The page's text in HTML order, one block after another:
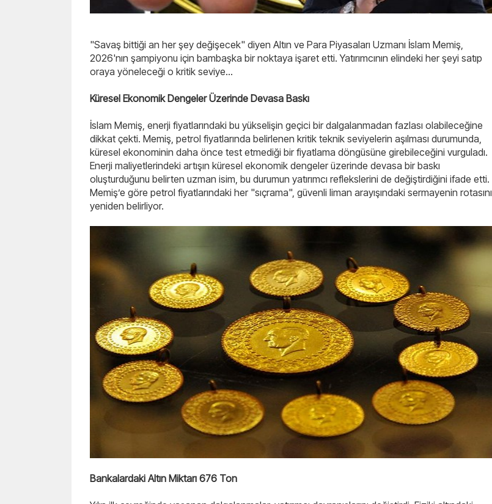
"Savaş bittiği an her şey değişecek" diyen Altın ve Para Piyasaları Uzmanı İslam Memiş,
2026'nın şampiyonu için bambaşka bir noktaya işaret etti. Yatırımcının elindeki her şeyi satıp
oraya yöneleceği o kritik seviye...
Küresel Ekonomik Dengeler Üzerinde Devasa Baskı
İslam Memiş, enerji fiyatlarındaki bu yükselişin geçici bir dalgalanmadan fazlası olabileceğine
dikkat çekti. Memiş, petrol fiyatlarında belirlenen kritik teknik seviyelerin aşılması durumunda,
küresel ekonominin daha önce test etmediği bir fiyatlama döngüsüne girebileceğini vurguladı.
Enerji maliyetlerindeki artışın küresel ekonomik dengeler üzerinde devasa bir baskı
oluşturduğunu belirten uzman isim, bu durumun yatırımcı reflekslerini de değiştirdiğini ifade etti.
Memiş’e göre petrol fiyatlarındaki her "sıçrama", güvenli liman arayışındaki sermayenin rotasını
yeniden belirliyor.
Bankalardaki Altın Miktarı 676 Ton